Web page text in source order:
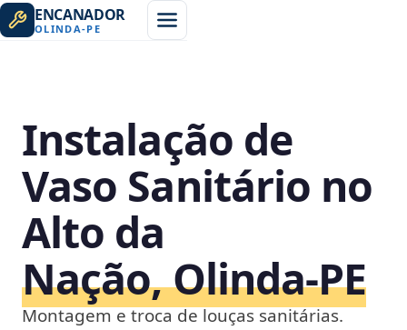
ENCANADOR
OLINDA-PE
Instalação de
Vaso Sanitário no
Alto da
Nação, Olinda‑PE
Montagem e troca de louças sanitárias.